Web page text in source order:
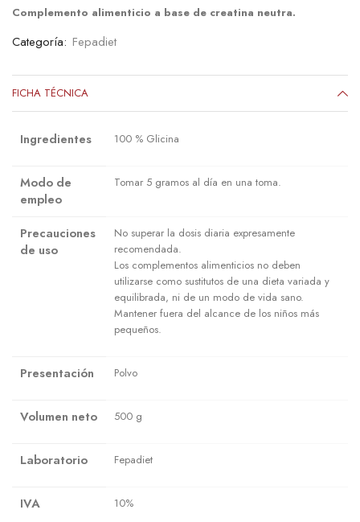
Complemento alimenticio a base de creatina neutra.
Categoría: Fepadiet
FICHA TÉCNICA
Ingredientes 100 % Glicina
Modo de
empleo
Tomar 5 gramos al día en una toma.
Precauciones
de uso
No superar la dosis diaria expresamente
recomendada.
Los complementos alimenticios no deben
utilizarse como sustitutos de una dieta variada y
equilibrada, ni de un modo de vida sano.
Mantener fuera del alcance de los niños más
pequeños.
Presentación Polvo
Volumen neto 500 g
Laboratorio Fepadiet
IVA 10%